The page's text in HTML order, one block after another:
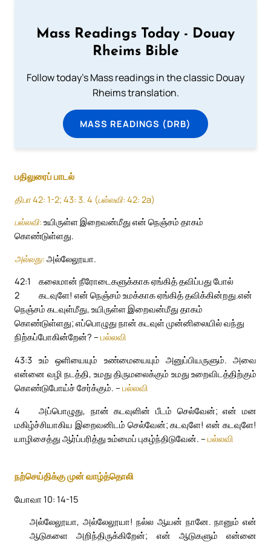
Mass Readings Today - Douay
Rheims Bible
Follow today's Mass readings in the classic Douay
Rheims translation.
MASS READINGS (DRB)
பதிலுரைப் பாடல்
திபா 42: 1-2; 43: 3. 4 (பல்லவி: 42: 2a)
பல்லவி: உயிருள்ள இறைவன்மீது என் நெஞ்சம் தாகம்
கொண்டுள்ளது.
அல்லது: அல்லேலூயா.
42:1
கலைமான் நீரோடைகளுக்காக ஏங்கித் தவிப்பது போல்
கடவுளே! என் நெஞ்சம் உமக்காக ஏங்கித் தவிக்கின்றது.
2
என்
நெஞ்சம் கடவுள்மீது, உயிருள்ள இறைவன்மீது தாகம்
கொண்டுள்ளது; எப்பொழுது நான் கடவுள் முன்னிலையில் வந்து
நிற்கப்போகின்றேன்? – பல்லவி
43:3 உம் ஒளியையும் உண்மையையும் அனுப்பியருளும். அவை
என்னை வழி நடத்தி, உமது திருமலைக்கும் உமது உறைவிடத்திற்கும்
கொண்டுபோய்ச் சேர்க்கும். – பல்லவி
4
அப்பொழுது, நான் கடவுளின் பீடம் செல்வேன்; என் மன
மகிழ்ச்சியாகிய இறைவனிடம் செல்வேன்; கடவுளே! என் கடவுளே!
யாழிசைத்து ஆர்ப்பரித்து உம்மைப் புகழ்ந்திடுவேன். – பல்லவி
நற்செய்திக்கு முன் வாழ்த்தொலி
யோவா 10: 14-15
அல்லேலூயா, அல்லேலூயா! நல்ல ஆயன் நானே. நானும் என்
ஆடுகளை அறிந்திருக்கிறேன்; என் ஆடுகளும் என்னை